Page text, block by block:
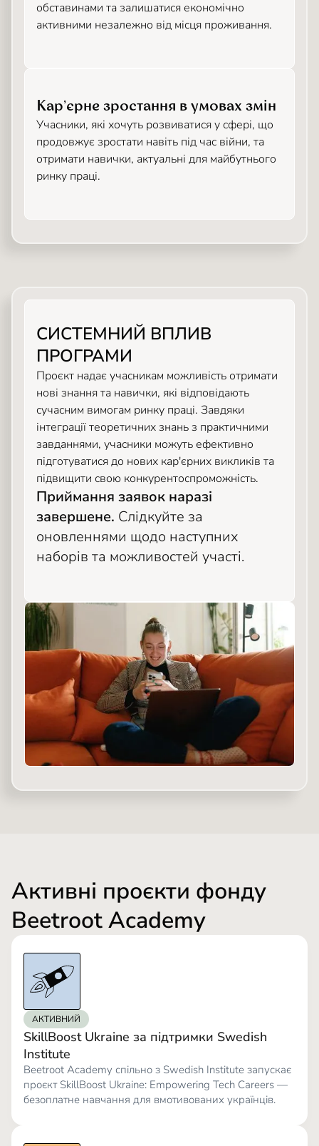
обставинами та залишатися економічно
активними незалежно від місця проживання.
Карʼєрне зростання в умовах змін
Учасники, які хочуть розвиватися у сфері, що
продовжує зростати навіть під час війни, та
отримати навички, актуальні для майбутнього
ринку праці.
СИСТЕМНИЙ ВПЛИВ
ПРОГРАМИ
Проєкт надає учасникам можливість отримати
нові знання та навички, які відповідають
сучасним вимогам ринку праці. Завдяки
інтеграції теоретичних знань з практичними
завданнями, учасники можуть ефективно
підготуватися до нових кар'єрних викликів та
підвищити свою конкурентоспроможність.
Приймання заявок наразі
завершене. Слідкуйте за
оновленнями щодо наступних
наборів та можливостей участі.
Активні проєкти фонду
Beetroot Academy
АКТИВНИЙ
SkillBoost Ukraine за підтримки Swedish
Institute
Beetroot Academy спільно з Swedish Institute запускає
проєкт SkillBoost Ukraine: Empowering Tech Careers —
безоплатне навчання для вмотивованих українців.